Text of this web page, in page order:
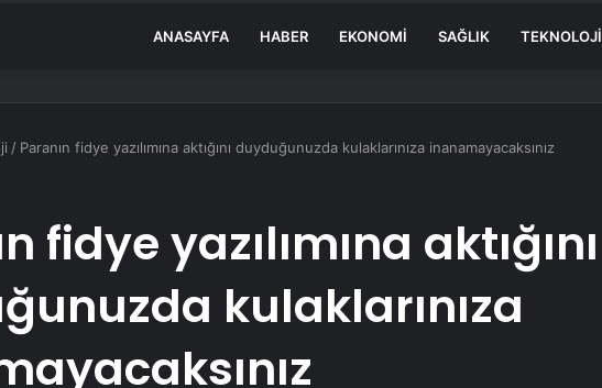
ANASAYFA HABER EKONOMI SAĞLIK TEKNOLOJI
/ Paranın fidye yazılımına aktığını duyduğunuzda kulaklarınıza inanamayacaksınız
fidye yazılımına aktığını
kulaklarınıza